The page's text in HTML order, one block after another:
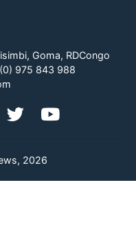
Goma, RDCongo
975 843 988
2026